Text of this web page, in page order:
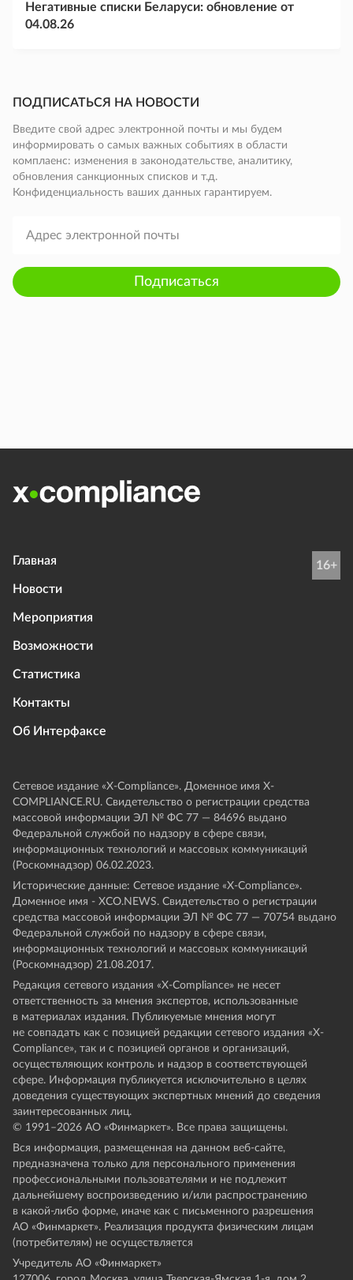
Негативные списки Беларуси: обновление от
04.08.26
ПОДПИСАТЬСЯ НА НОВОСТИ
Введите свой адрес электронной почты и мы будем
информировать о самых важных событиях в области
комплаенс: изменения в законодательстве, аналитику,
обновления санкционных списков и т.д.
Конфиденциальность ваших данных гарантируем.
Подписаться
Главная
Новости
Мероприятия
Возможности
Статистика
Контакты
Об Интерфаксе
16+
Сетевое издание «Х-Compliance». Доменное имя X-
COMPLIANCE.RU. Свидетельство о регистрации средства
массовой информации ЭЛ № ФС 77 — 84696 выдано
Федеральной службой по надзору в сфере связи,
информационных технологий и массовых коммуникаций
(Роскомнадзор) 06.02.2023.
Исторические данные: Сетевое издание «Х-Compliance».
Доменное имя - XCO.NEWS. Свидетельство о регистрации
средства массовой информации ЭЛ № ФС 77 — 70754 выдано
Федеральной службой по надзору в сфере связи,
информационных технологий и массовых коммуникаций
(Роскомнадзор) 21.08.2017.
Редакция сетевого издания «X-Compliance» не несет
ответственность за мнения экспертов, использованные
в материалах издания. Публикуемые мнения могут
не совпадать как с позицией редакции сетевого издания «X-
Compliance», так и с позицией органов и организаций,
осуществляющих контроль и надзор в соответствующей
сфере. Информация публикуется исключительно в целях
доведения существующих экспертных мнений до сведения
заинтересованных лиц.
© 1991–2026 АО «Финмаркет». Все права защищены.
Вся информация, размещенная на данном веб-сайте,
предназначена только для персонального применения
профессиональными пользователями и не подлежит
дальнейшему воспроизведению и/или распространению
в какой-либо форме, иначе как с письменного разрешения
АО «Финмаркет». Реализация продукта физическим лицам
(потребителям) не осуществляется
Учредитель АО «Финмаркет»